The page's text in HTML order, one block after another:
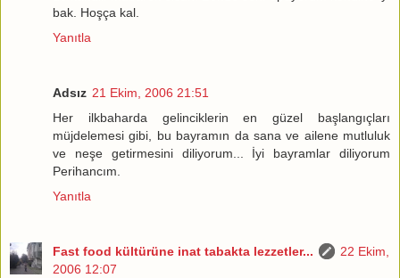
bak. Hoşça kal.
Yanıtla
Adsız 21 Ekim, 2006 21:51
Her ilkbaharda gelinciklerin en güzel başlangıçları
müjdelemesi gibi, bu bayramın da sana ve ailene mutluluk
ve neşe getirmesini diliyorum... İyi bayramlar diliyorum
Perihancım.
Yanıtla
Fast food kültürüne inat tabakta lezzetler...
22 Ekim,
2006 12:07